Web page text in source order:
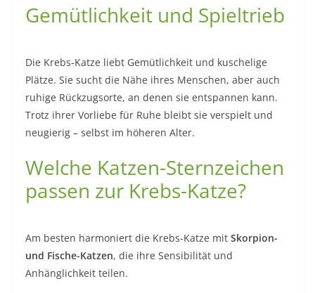
Gemütlichkeit und Spieltrieb
Die Krebs-Katze liebt Gemütlichkeit und kuschelige
Plätze. Sie sucht die Nähe ihres Menschen, aber auch
ruhige Rückzugsorte, an denen sie entspannen kann.
Trotz ihrer Vorliebe für Ruhe bleibt sie verspielt und
neugierig – selbst im höheren Alter.
Welche Katzen-Sternzeichen
passen zur Krebs-Katze?
Am besten harmoniert die Krebs-Katze mit Skorpion-
und Fische-Katzen, die ihre Sensibilität und
Anhänglichkeit teilen.